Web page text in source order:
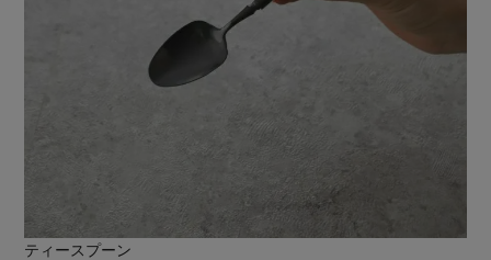
ティースプーン